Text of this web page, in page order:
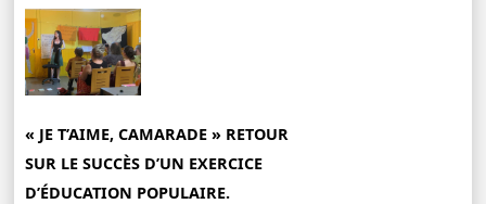
« JE T’AIME, CAMARADE » RETOUR
SUR LE SUCCÈS D’UN EXERCICE
D’ÉDUCATION POPULAIRE.